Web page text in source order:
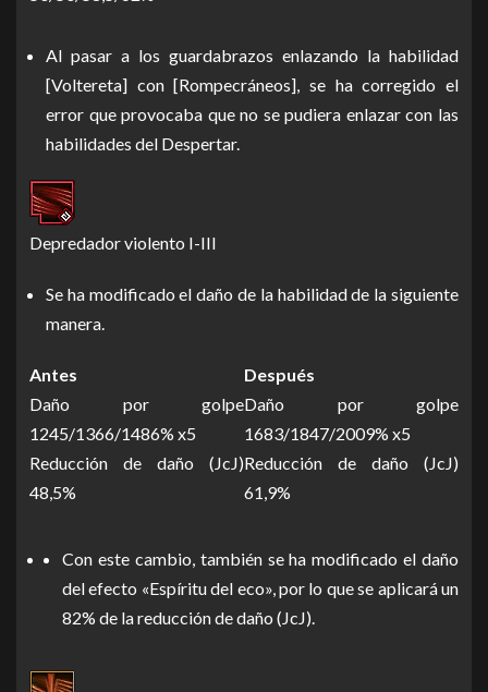
Al pasar a los guardabrazos enlazando la habilidad
[Voltereta] con [Rompecráneos], se ha corregido el
error que provocaba que no se pudiera enlazar con las
habilidades del Despertar.
Depredador violento I-III
Se ha modificado el daño de la habilidad de la siguiente
manera.
Antes
Después
Daño por golpe
1245/1366/1486% x5
Reducción de daño (JcJ)
48,5%
Daño por golpe
1683/1847/2009% x5
Reducción de daño (JcJ)
61,9%
Con este cambio, también se ha modificado el daño
del efecto «Espíritu del eco», por lo que se aplicará un
82% de la reducción de daño (JcJ).